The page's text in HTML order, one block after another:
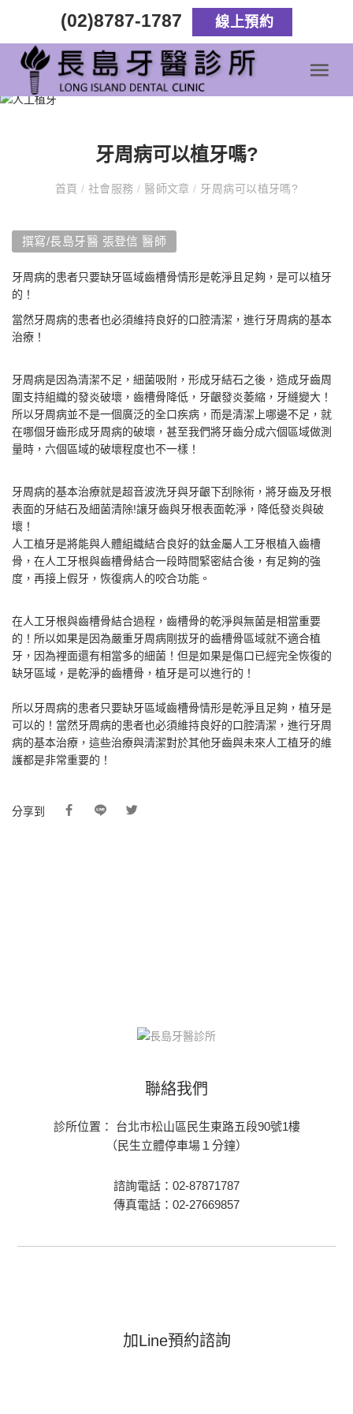
(02)8787-1787 線上預約
牙周病可以植牙嗎?
首頁/ 社會服務/ 醫師文章/ 牙周病可以植牙嗎?
撰寫/長島牙醫 張登信 醫師
牙周病的患者只要缺牙區域齒槽骨情形是乾淨且足夠，是可以植牙
的！
當然牙周病的患者也必須維持良好的口腔清潔，進行牙周病的基本
治療！
牙周病是因為清潔不足，細菌吸附，形成牙結石之後，造成牙齒周
圍支持組織的發炎破壞，齒槽骨降低，牙齦發炎萎縮，牙縫變大！
所以牙周病並不是一個廣泛的全口疾病，而是清潔上哪邊不足，就
在哪個牙齒形成牙周病的破壞，甚至我們將牙齒分成六個區域做測
量時，六個區域的破壞程度也不一樣！
牙周病的基本治療就是超音波洗牙與牙齦下刮除術，將牙齒及牙根
表面的牙結石及細菌清除!讓牙齒與牙根表面乾淨，降低發炎與破
壞！
人工植牙是將能與人體組織結合良好的鈦金屬人工牙根植入齒槽
骨，在人工牙根與齒槽骨結合一段時間緊密結合後，有足夠的強
度，再接上假牙，恢復病人的咬合功能。
在人工牙根與齒槽骨結合過程，齒槽骨的乾淨與無菌是相當重要
的！所以如果是因為嚴重牙周病剛拔牙的齒槽骨區域就不適合植
牙，因為裡面還有相當多的細菌！但是如果是傷口已經完全恢復的
缺牙區域，是乾淨的齒槽骨，植牙是可以進行的！
所以牙周病的患者只要缺牙區域齒槽骨情形是乾淨且足夠，植牙是
可以的！當然牙周病的患者也必須維持良好的口腔清潔，進行牙周
病的基本治療，這些治療與清潔對於其他牙齒與未來人工植牙的維
護都是非常重要的！
分享到
聯絡我們
診所位置： 台北市松山區民生東路五段90號1樓
（民生立體停車場１分鐘）
諮詢電話：02-87871787
傳真電話：02-27669857
加Line預約諮詢